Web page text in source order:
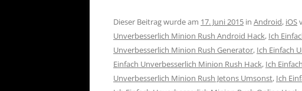
Dieser Beitrag wurde am 17. Juni 2015 in Android, iOS
Unverbesserlich Minion Rush Android Hack, Ich
Unverbesserlich Minion Rush Generator, Ich Einfach
Einfach Unverbesserlich Minion Rush Hack, Ich
Unverbesserlich Minion Rush Jetons Umsonst, Ich